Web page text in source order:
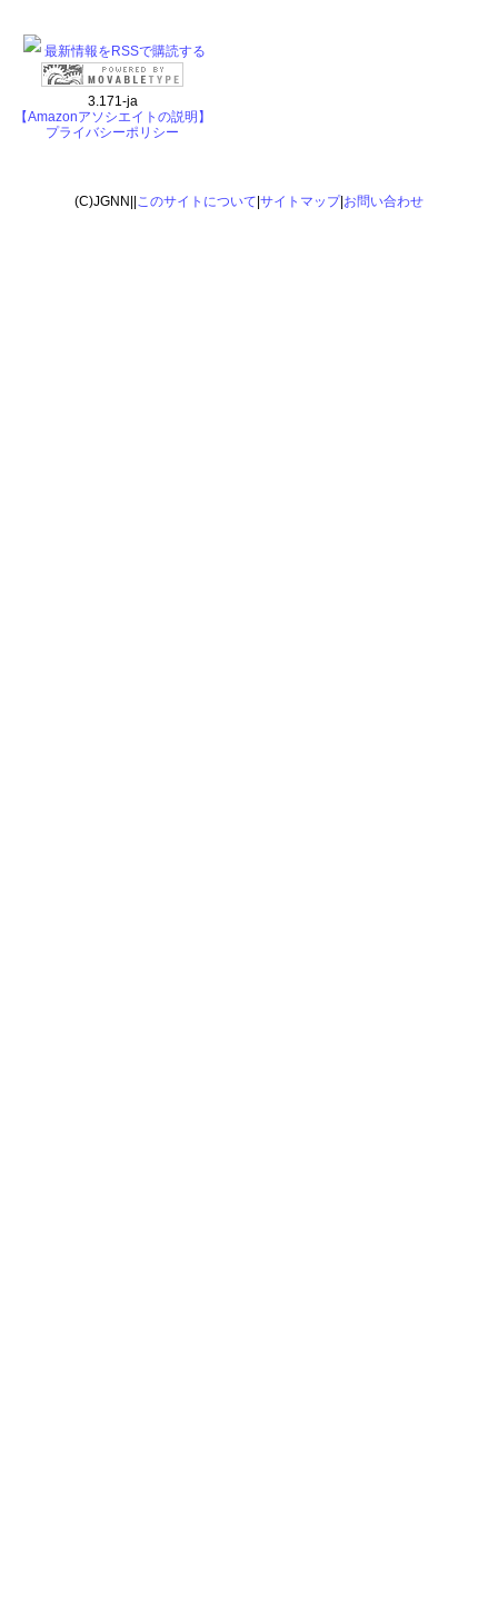
最新情報をRSSで購読する
3.171-ja
【Amazonアソシエイトの説明】
プライバシーポリシー
(C)JGNN|| このサイトについて サイトマップ| お問い合わせ